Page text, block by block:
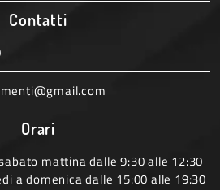
Contatti
Orari
mattina dalle 9:30 alle 12:30
a domenica dalle 15:00 alle 19:30